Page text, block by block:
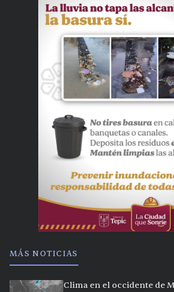
MÁS NOTICIAS
Clima en el occidente de